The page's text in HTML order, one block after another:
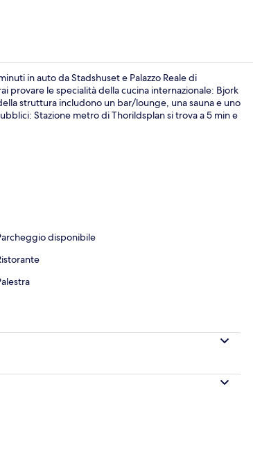
Hall
in auto da Stadshuset e Palazzo Reale di
provare le specialità della cucina internazionale: Bjork
struttura includono un bar/lounge, una sauna e uno
Stazione metro di Thorildsplan si trova a 5 min e
disponibile